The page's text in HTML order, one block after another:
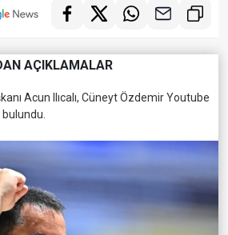
AÇIKLAMALAR
Acun Ilıcalı, Cüneyt Özdemir Youtube